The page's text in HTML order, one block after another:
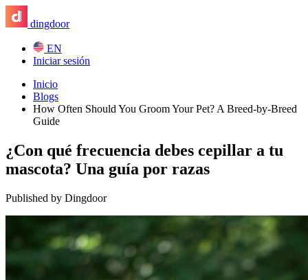
dingdoor
EN
Iniciar sesión
Inicio
Blogs
How Often Should You Groom Your Pet? A Breed-by-Breed
Guide
¿Con qué frecuencia debes cepillar a tu
mascota? Una guía por razas
Published by Dingdoor